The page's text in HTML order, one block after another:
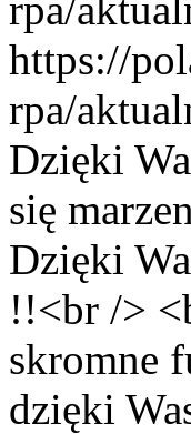
https://
rpa/
Dzięki
się
Dzięki
!!<br />
skromne
dzięki